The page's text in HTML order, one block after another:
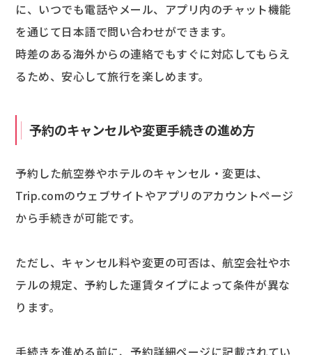
に、いつでも電話やメール、アプリ内のチャット機能
を通じて日本語で問い合わせができます。
時差のある海外からの連絡でもすぐに対応してもらえ
るため、安心して旅行を楽しめます。
予約のキャンセルや変更手続きの進め方
予約した航空券やホテルのキャンセル・変更は、
Trip.comのウェブサイトやアプリのアカウントページ
から手続きが可能です。
ただし、キャンセル料や変更の可否は、航空会社やホ
テルの規定、予約した運賃タイプによって条件が異な
ります。